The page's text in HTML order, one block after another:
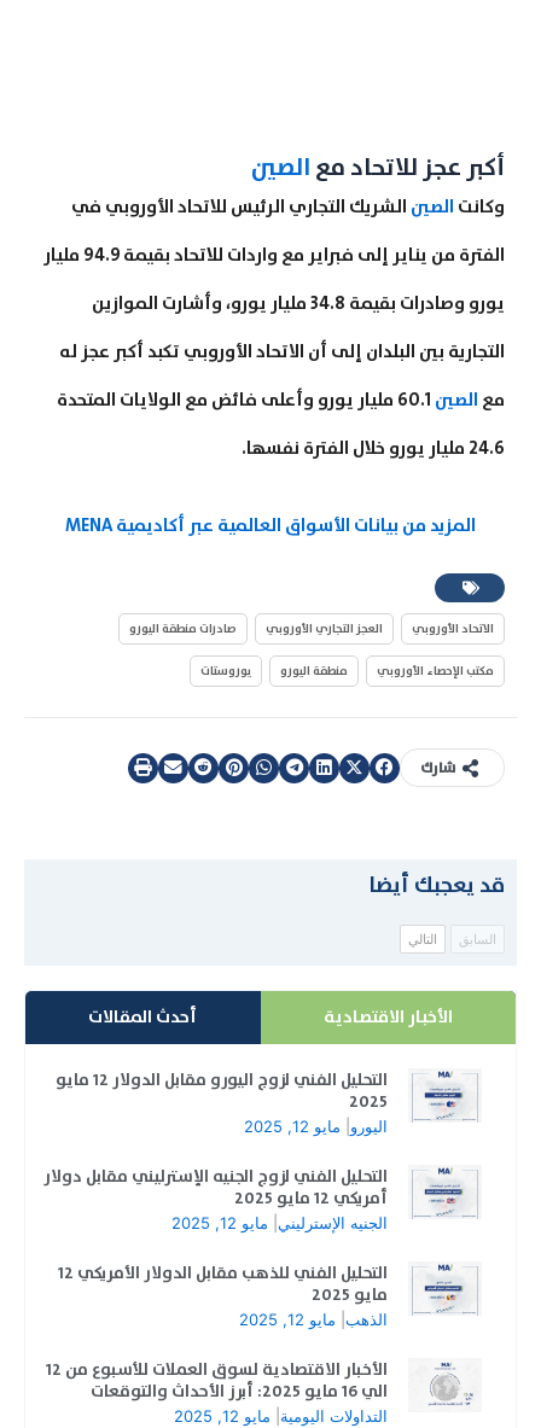
أكبر عجز للاتحاد مع الصين
وكانت الصين الشريك التجاري الرئيس للاتحاد الأوروبي في
الفترة من يناير إلى فبراير مع واردات للاتحاد بقيمة 94.9 مليار
يورو وصادرات بقيمة 34.8 مليار يورو، وأشارت الموازين
التجارية بين البلدان إلى أن الاتحاد الأوروبي تكبد أكبر عجز له
مع الصين
60.1 مليار يورو وأعلى فائض مع الولايات المتحدة
24.6 مليار يورو خلال الفترة نفسها.
المزيد من بيانات الأسواق العالمية عبر أكاديمية MENA
الاتحاد الأوروبي العجز التجاري الأوروبي صادرات منطقة اليورو
مكتب الإحصاء الأوروبي منطقة اليورو يوروستات
شارك
قد يعجبك أيضا
السابق التالي
الأخبار الاقتصادية أحدث المقالات
التحليل الفني لزوج اليورو مقابل الدولار 12 مايو
2025
اليورو مايو 12, 2025
التحليل الفني لزوج الجنيه الإسترليني مقابل دولار
أمريكي 12 مايو 2025
الجنيه الإسترليني مايو 12, 2025
التحليل الفني للذهب مقابل الدولار الأمريكي 12
مايو 2025
الذهب مايو 12, 2025
الأخبار الاقتصادية لسوق العملات للأسبوع من 12
الي 16 مايو 2025: أبرز الأحداث والتوقعات
التداولات اليومية مايو 12, 2025